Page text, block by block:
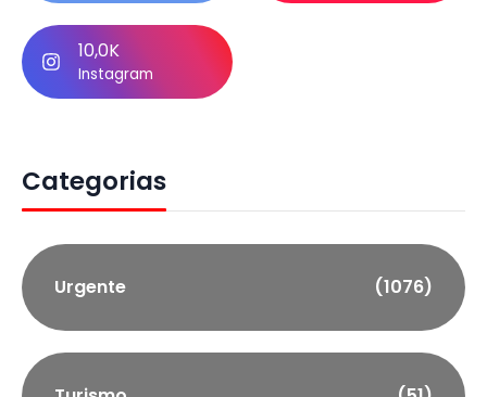
10,0K
Instagram
Categorias
Urgente (1076)